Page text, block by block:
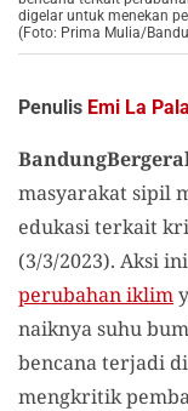
digelar untuk menekan
(Foto: Prima Mulia/
Penulis Emi La
masyarakat sipil
edukasi terkait
(3/3/2023). Aksi
perubahan iklim
naiknya suhu
bencana terjadi
mengkritik